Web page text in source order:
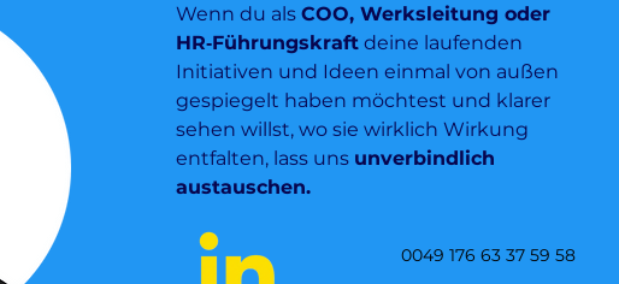
Wenn du als COO, Werksleitung oder
HR‑Führungskraft deine laufenden
Initiativen und Ideen einmal von außen
gespiegelt haben möchtest und klarer
sehen willst, wo sie wirklich Wirkung
entfalten, lass uns unverbindlich
austauschen.
0049 176 63 37 59 58